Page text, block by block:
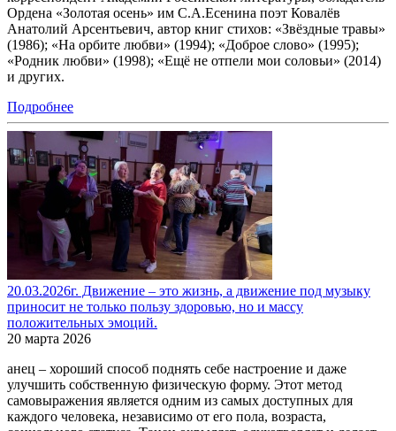
Ордена «Золотая осень» им С.А.Есенина поэт Ковалёв
Анатолий Арсентьевич, автор книг стихов: «Звёздные травы»
(1986); «На орбите любви» (1994); «Доброе слово» (1995);
«Родник любви» (1998); «Ещё не отпели мои соловьи» (2014)
и других.
Подробнее
20.03.2026г. Движение – это жизнь, а движение под музыку
приносит не только пользу здоровью, но и массу
положительных эмоций.
20 марта 2026
анец – хороший способ поднять себе настроение и даже
улучшить собственную физическую форму. Этот метод
самовыражения является одним из самых доступных для
каждого человека, независимо от его пола, возраста,